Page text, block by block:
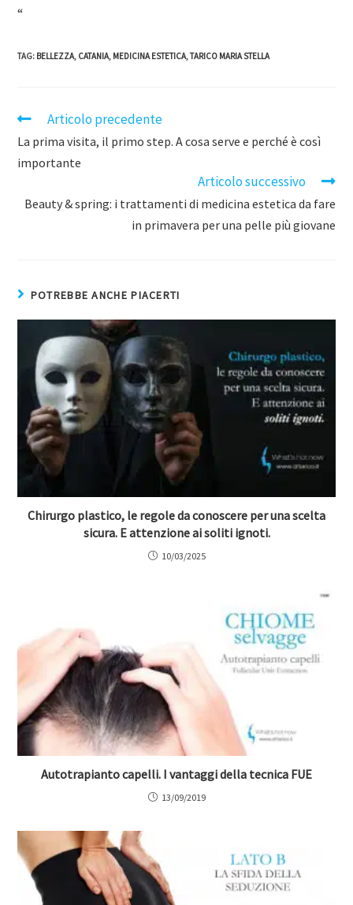
“
TAG: BELLEZZA, CATANIA, MEDICINA ESTETICA,TARICO MARIA STELLA
Articolo precedente
La prima visita, il primo step. A cosa serve e perché è così
importante
Articolo successivo
Beauty & spring: i trattamenti di medicina estetica da fare
in primavera per una pelle più giovane
POTREBBE ANCHE PIACERTI
Chirurgo plastico, le regole da conoscere per una scelta
sicura. E attenzione ai soliti ignoti.
10/03/2025
Autotrapianto capelli. I vantaggi della tecnica FUE
13/09/2019